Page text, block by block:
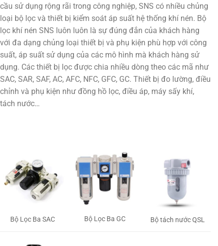
cầu sử dụng rộng rãi trong công nghiệp, SNS có nhiều chủng
loại bộ lọc và thiết bị kiểm soát áp suất hệ thống khí nén. Bộ
lọc khí nén SNS luôn luôn là sự đúng đắn của khách hàng
với đa dạng chủng loại thiết bị và phụ kiện phù hợp với công
suất, áp suất sử dụng của các mô hình mà khách hàng sử
dụng. Các thiết bị lọc được chia nhiều dòng theo các mã như
SAC, SAR, SAF, AC, AFC, NFC, GFC, GC. Thiết bị đo lường, điều
chỉnh và phụ kiện như đồng hồ lọc, điều áp, máy sấy khí,
tách nước…
Bộ Lọc Ba SAC Bộ Lọc Ba GC Bộ tách nước QSL